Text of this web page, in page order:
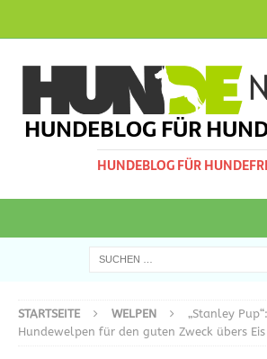
HUNDEBLOG FÜR
HUNDEBLOG FÜR
STARTSEITE WELPEN
„Stanley
Hundewelpen für den guten Zweck übers Eis